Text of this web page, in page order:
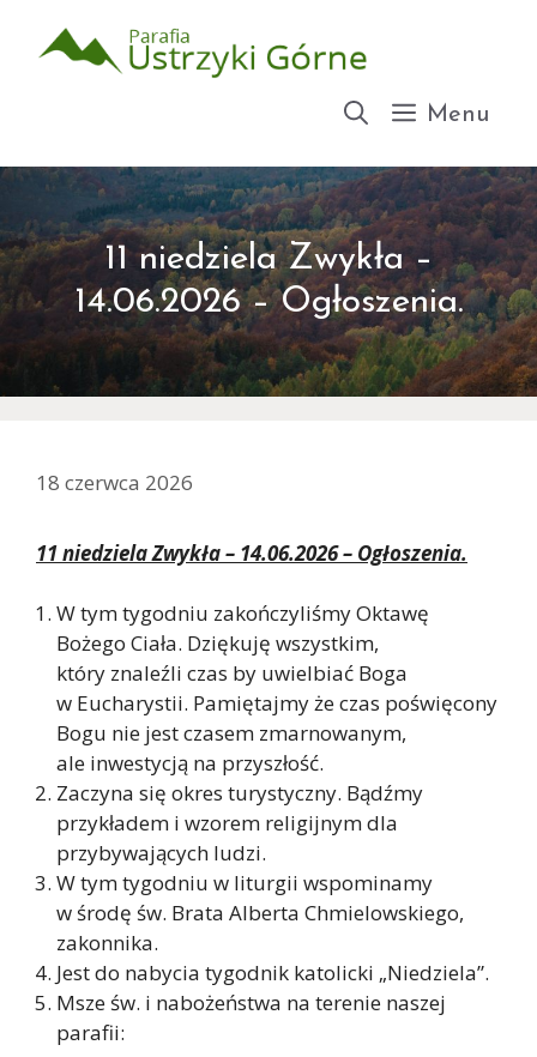
Menu
11 niedziela Zwykła –
14.06.2026 – Ogłoszenia.
18 czerwca 2026
11 niedziela Zwykła – 14.06.2026 – Ogłoszenia.
W tym tygodniu zakończyliśmy Oktawę
Bożego Ciała. Dziękuję wszystkim,
który znaleźli czas by uwielbiać Boga
w Eucharystii. Pamiętajmy że czas poświęcony
Bogu nie jest czasem zmarnowanym,
ale inwestycją na przyszłość.
Zaczyna się okres turystyczny. Bądźmy
przykładem i wzorem religijnym dla
przybywających ludzi.
W tym tygodniu w liturgii wspominamy
w środę św. Brata Alberta Chmielowskiego,
zakonnika.
Jest do nabycia tygodnik katolicki „Niedziela”.
Msze św. i nabożeństwa na terenie naszej
parafii: